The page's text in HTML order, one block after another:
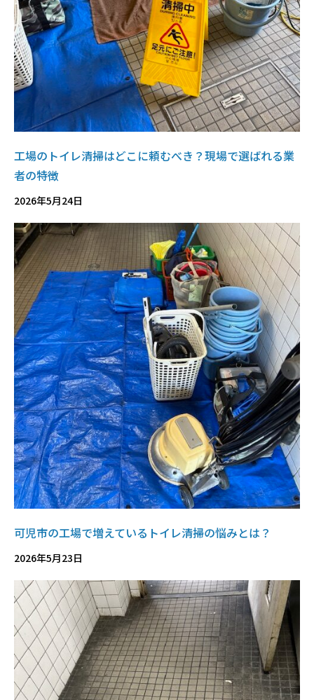
工場のトイレ清掃はどこに頼むべき？現場で選ばれる業
者の特徴
2026年5月24日
可児市の工場で増えているトイレ清掃の悩みとは？
2026年5月23日